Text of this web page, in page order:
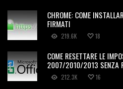
CHROME: COME
FIRMATI
219.6K 18
COME RESETTARE LE
2007/2010/2013 SENZA
212.3K 16